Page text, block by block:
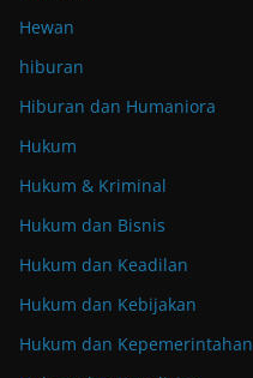
Hewan
hiburan
Hiburan dan Humaniora
Hukum
Hukum & Kriminal
Hukum dan Bisnis
Hukum dan Keadilan
Hukum dan Kebijakan
Hukum dan Kepemerintahan